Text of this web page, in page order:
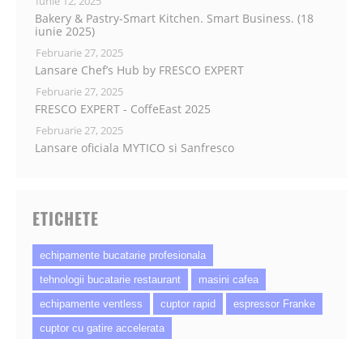
Bakery & Pastry-Smart Kitchen. Smart Business. (18
iunie 2025)
Februarie 27, 2025
Lansare Chef’s Hub by FRESCO EXPERT
Februarie 27, 2025
FRESCO EXPERT - CoffeEast 2025
Februarie 27, 2025
Lansare oficiala MYTICO si Sanfresco
ETICHETE
echipamente bucatarie profesionala
tehnologii bucatarie restaurant
masini cafea
echipamente ventless
cuptor rapid
espressor Franke
cuptor cu gatire accelerata